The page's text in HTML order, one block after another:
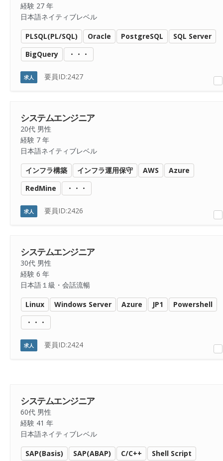
経験 27 年
日本語ネイティブレベル
PLSQL(PL/SQL) Oracle PostgreSQL
SQL Server
BigQuery
・・・
求人 要員ID:2427
システムエンジニア
20代 男性
経験 7 年
日本語ネイティブレベル
インフラ構築 インフラ運用保守 AWS
Azure
RedMine
・・・
求人 要員ID:2426
システムエンジニア
30代 男性
経験 6 年
日本語１級・会話流暢
Linux Windows Server Azure JP1
Powershell
・・・
求人 要員ID:2424
システムエンジニア
60代 男性
経験 41 年
日本語ネイティブレベル
SAP(Basis) SAP(ABAP) C/C++ Shell Script